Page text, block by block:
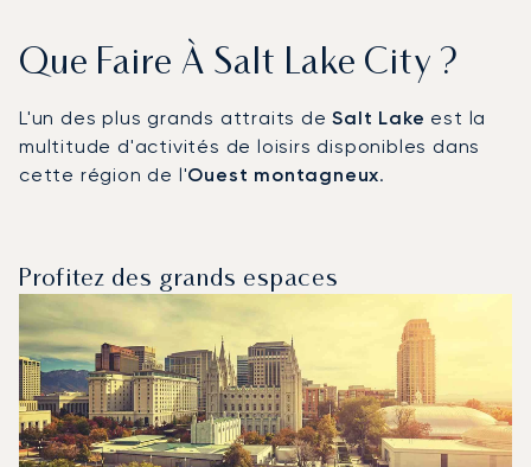
Que Faire À Salt Lake City ?
L'un des plus grands attraits deSalt Lake est la
multitude d'activités de loisirs disponibles dans
cette région de l'Ouest montagneux.
Profitez des grands espaces